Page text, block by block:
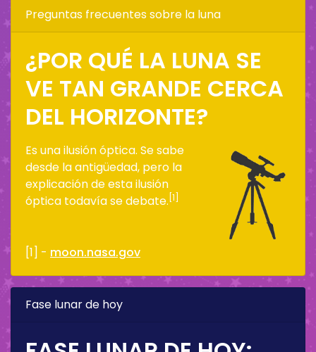
Preguntas frecuentes sobre la luna
¿POR QUÉ LA LUNA SE
VE TAN GRANDE CERCA
DEL HORIZONTE?
Es una ilusión óptica. Se sabe
desde la antigüedad, pero la
explicación de esta ilusión
óptica todavía se debate. [1]
[1] - moon.nasa.gov
Fase lunar de hoy